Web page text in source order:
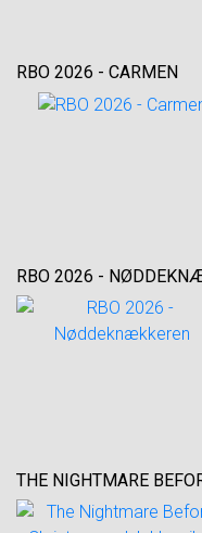
RBO 2026 - CARMEN
RBO 2026 -
THE NIGHTMARE